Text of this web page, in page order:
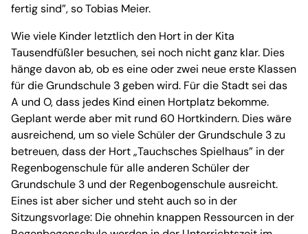
fertig sind”, so Tobias Meier.
Wie viele Kinder letztlich den Hort in der Kita
Tausendfüßler besuchen, sei noch nicht ganz klar. Dies
hänge davon ab, ob es eine oder zwei neue erste Klassen
für die Grundschule 3 geben wird. Für die Stadt sei das
A und O, dass jedes Kind einen Hortplatz bekomme.
Geplant werde aber mit rund 60 Hortkindern. Dies wäre
ausreichend, um so viele Schüler der Grundschule 3 zu
betreuen, dass der Hort „Tauchsches Spielhaus” in der
Regenbogenschule für alle anderen Schüler der
Grundschule 3 und der Regenbogenschule ausreicht.
Eines ist aber sicher und steht auch so in der
Sitzungsvorlage: Die ohnehin knappen Ressourcen in der